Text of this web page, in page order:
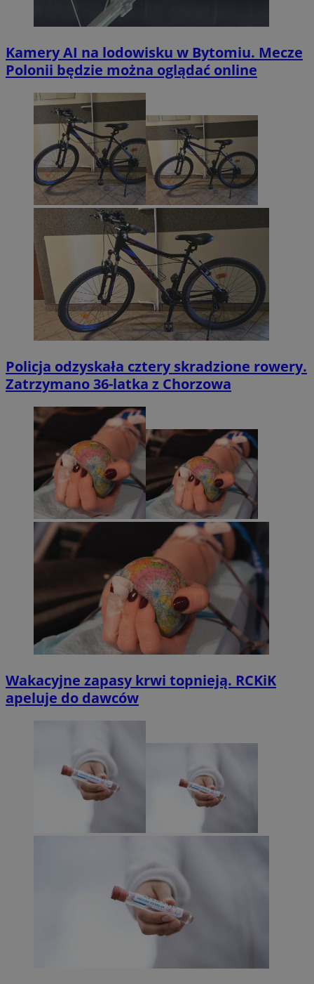
Kamery AI na lodowisku w Bytomiu. Mecze
Polonii będzie można oglądać online
Policja odzyskała cztery skradzione rowery.
Zatrzymano 36-latka z Chorzowa
Wakacyjne zapasy krwi topnieją. RCKiK
apeluje do dawców